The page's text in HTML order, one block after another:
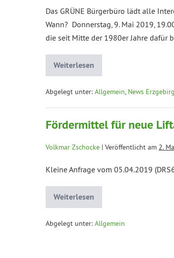
Das GRÜNE Bürgerbüro lädt alle
Wann? Donnerstag, 9. Mai 2019,
die seit Mitte der 1980er Jahre dafür
Weiterlesen
Abgelegt unter: Allgemein, News
Fördermittel für neue
Volkmar Zschocke | Veröffentlicht am 2.
Kleine Anfrage vom 05.04.2019
Weiterlesen
Abgelegt unter: Allgemein